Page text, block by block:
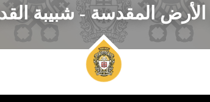
المقدسة - شبيبة